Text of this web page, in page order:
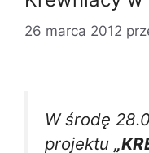
26 marca 2012
W środę
projektu